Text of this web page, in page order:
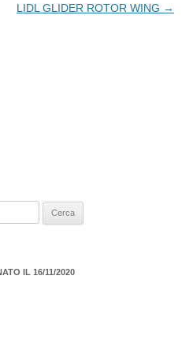
LIDL GLIDER ROTOR WING →
IL 16/11/2020